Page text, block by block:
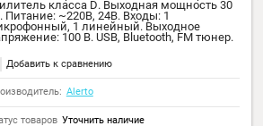
Код:35035
ALERTO AWS-20H
Звуковая колонна 20Вт, 91дБ, настенная,
влагозащищенная, материал корпуса
алюминий, материал защитной решетки
сталь.